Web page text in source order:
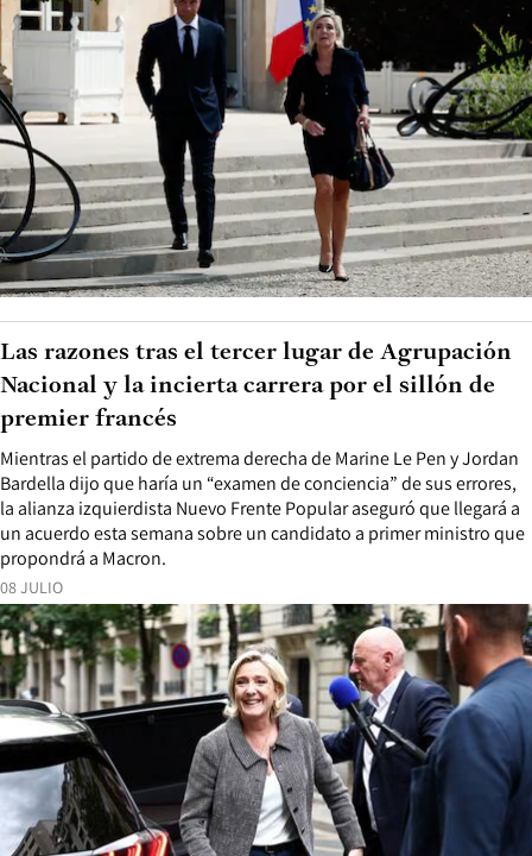
08 JULIO
Mientras el partido de extrema derecha de Marine Le Pen y Jordan
Bardella dijo que haría un “examen de conciencia” de sus errores,
la alianza izquierdista Nuevo Frente Popular aseguró que llegará a
un acuerdo esta semana sobre un candidato a primer ministro que
propondrá a Macron.
Las razones tras el tercer lugar de Agrupación
Nacional y la incierta carrera por el sillón de
premier francés